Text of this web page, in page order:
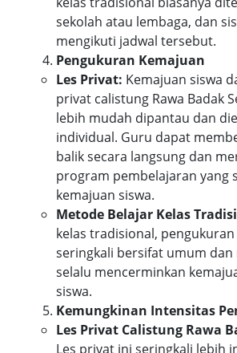
sekolah atau lembaga, dan
mengikuti jadwal tersebut.
Pengukuran Kemajuan
Les Privat: Kemajuan siswa
privat calistung Rawa Badak
lebih mudah dipantau dan
individual. Guru dapat
balik secara langsung dan
program pembelajaran yang
kemajuan siswa.
Metode Belajar Kelas
kelas tradisional,
seringkali bersifat umum
selalu mencerminkan
siswa.
Kemungkinan Intensitas
Les Privat Calistung Rawa
Les privat ini seringkali lebih